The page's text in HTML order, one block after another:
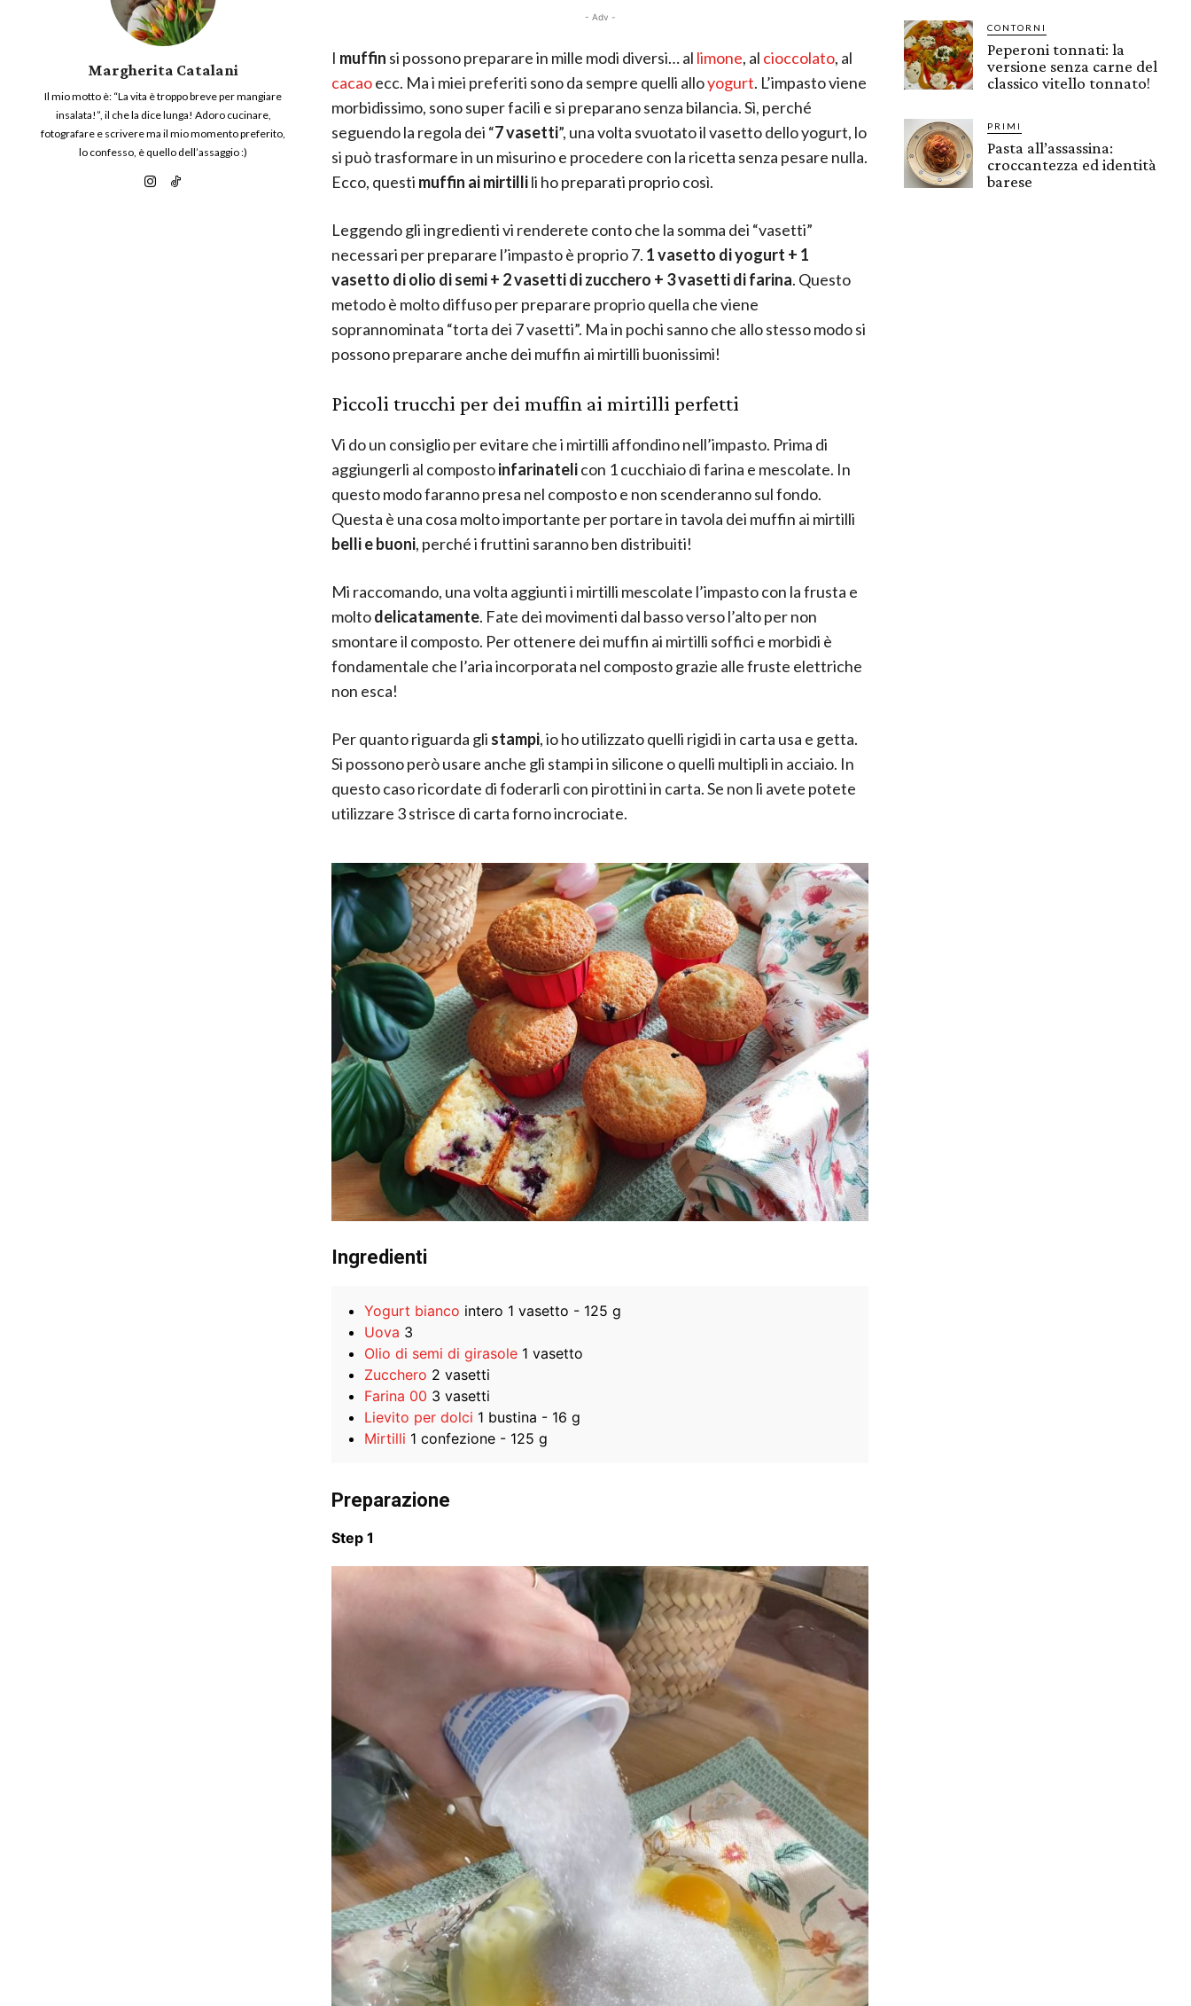
Margherita Catalani
Il mio motto è: “La vita è troppo breve per mangiare
insalata!”, il che la dice lunga! Adoro cucinare,
fotografare e scrivere ma il mio momento preferito,
lo confesso, è quello dell’assaggio :)
- Adv -
I muffin si possono preparare in mille modi diversi… al limone, al cioccolato, al
cacaoecc. Ma i miei preferiti sono da sempre quelli alloyogurt. L’impasto viene
morbidissimo, sono super facili e si preparano senza bilancia. Sì, perché
seguendo la regola dei “7 vasetti”, una volta svuotato il vasetto dello yogurt, lo
si può trasformare in un misurino e procedere con la ricetta senza pesare nulla.
Ecco, questi muffin ai mirtillili ho preparati proprio così.
Leggendo gli ingredienti vi renderete conto che la somma dei “vasetti”
necessari per preparare l’impasto è proprio 7. 1 vasetto di yogurt + 1
vasetto di olio di semi + 2 vasetti di zucchero + 3 vasetti di farina. Questo
metodo è molto diffuso per preparare proprio quella che viene
soprannominata “torta dei 7 vasetti”. Ma in pochi sanno che allo stesso modo si
possono preparare anche dei muffin ai mirtilli buonissimi!
Piccoli trucchi per dei muffin ai mirtilli perfetti
Vi do un consiglio per evitare che i mirtilli affondino nell’impasto. Prima di
aggiungerli al compostoinfarinatelicon 1 cucchiaio di farina e mescolate. In
questo modo faranno presa nel composto e non scenderanno sul fondo.
Questa è una cosa molto importante per portare in tavola dei muffin ai mirtilli
belli e buoni, perché i fruttini saranno ben distribuiti!
Mi raccomando, una volta aggiunti i mirtilli mescolate l’impasto con la frusta e
moltodelicatamente. Fate dei movimenti dal basso verso l’alto per non
smontare il composto. Per ottenere dei muffin ai mirtilli soffici e morbidi è
fondamentale che l’aria incorporata nel composto grazie alle fruste elettriche
non esca!
Per quanto riguarda gli stampi, io ho utilizzato quelli rigidi in carta usa e getta.
Si possono però usare anche gli stampi in silicone o quelli multipli in acciaio. In
questo caso ricordate di foderarli con pirottini in carta. Se non li avete potete
utilizzare 3 strisce di carta forno incrociate.
Ingredienti
Yogurt bianco intero 1 vasetto - 125 g
Uova 3
Olio di semi di girasole 1 vasetto
Zucchero 2 vasetti
Farina 00 3 vasetti
Lievito per dolci 1 bustina - 16 g
Mirtilli 1 confezione - 125 g
Preparazione
Step 1
CONTORNI
Peperoni tonnati: la
versione senza carne del
classico vitello tonnato!
PRIMI
Pasta all’assassina:
croccantezza ed identità
barese